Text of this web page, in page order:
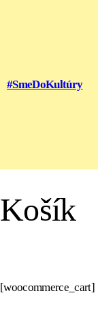
#SmeDoKultúry
Košík
[woocommerce_cart]